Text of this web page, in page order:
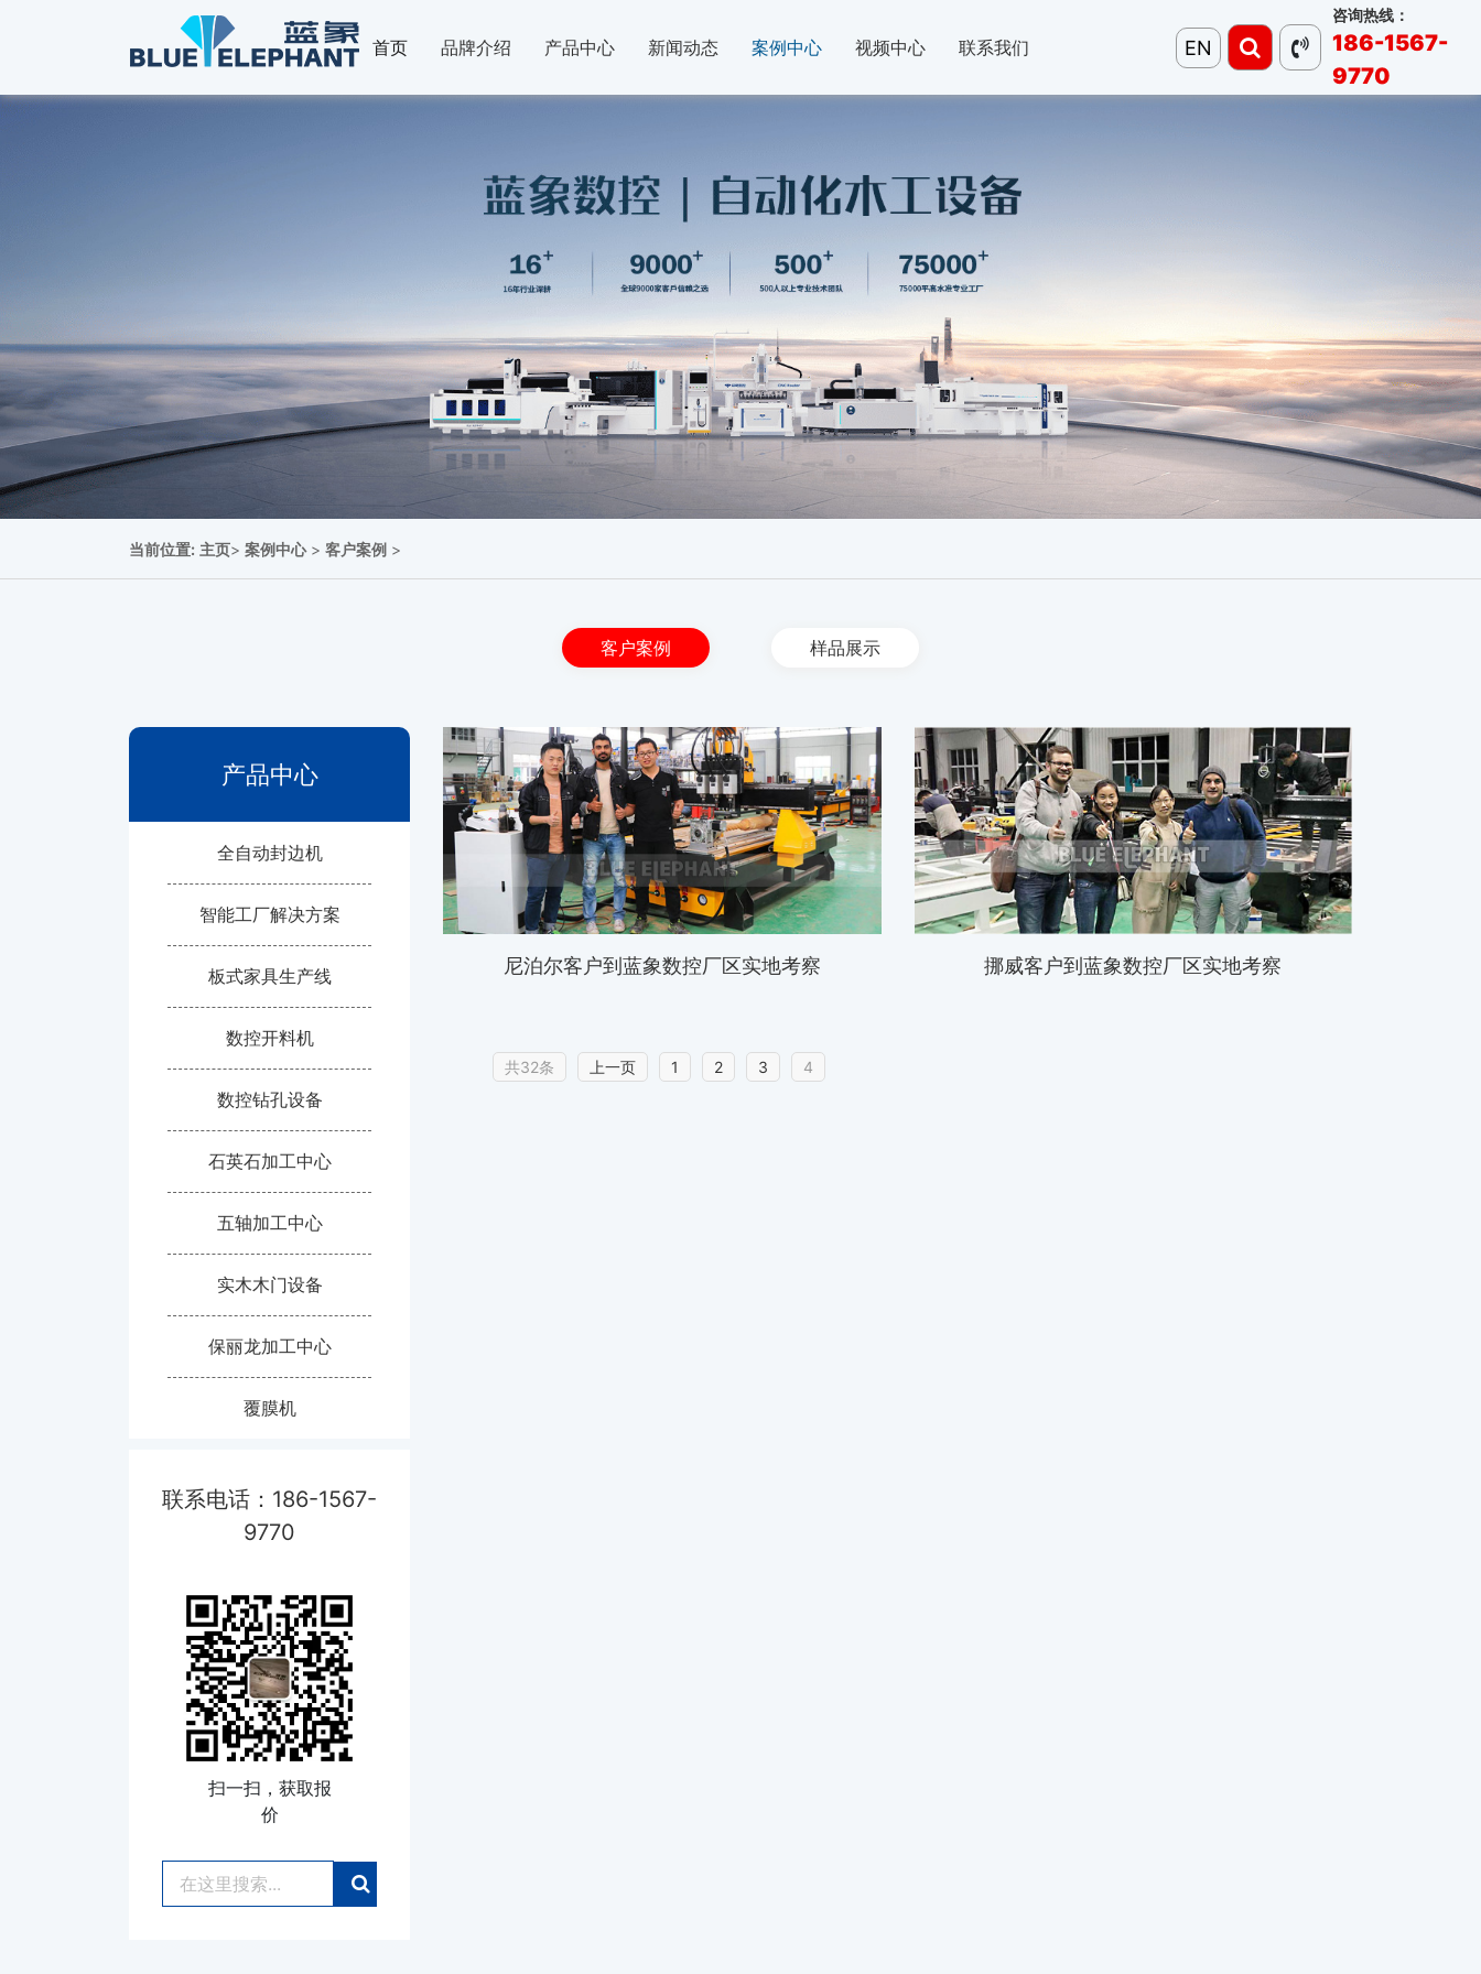
首页 品牌介绍 产品中心 新闻动态 案例中心 视频中心 联系我们 EN
咨询热线：
186-1567-
9770
当前位置: 主页> 案例中心> 客户案例 >
客户案例 样品展示
产品中心
全自动封边机
智能工厂解决方案
板式家具生产线
数控开料机
数控钻孔设备
石英石加工中心
五轴加工中心
实木木门设备
保丽龙加工中心
覆膜机
联系电话：186-1567-
9770
扫一扫，获取报
价
尼泊尔客户到蓝象数控厂区实地考察 挪威客户到蓝象数控厂区实地考察
共32条 上一页 1 2 3 4